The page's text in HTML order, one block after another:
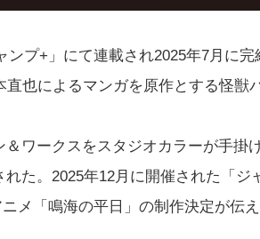
ンプ+」にて連載され2025年7月に
也によるマンガを原作とする怪獣
ワークスをスタジオカラーが手掛
た。2025年12月に開催された「ジ
メ「鳴海の平日」の制作決定が伝